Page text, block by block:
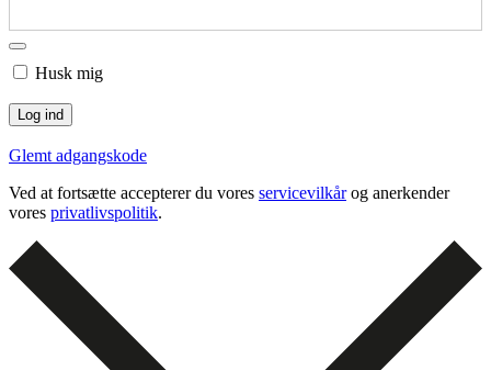
Husk mig
Glemt adgangskode
Ved at fortsætte accepterer du vores servicevilkårog anerkender
vores privatlivspolitik.